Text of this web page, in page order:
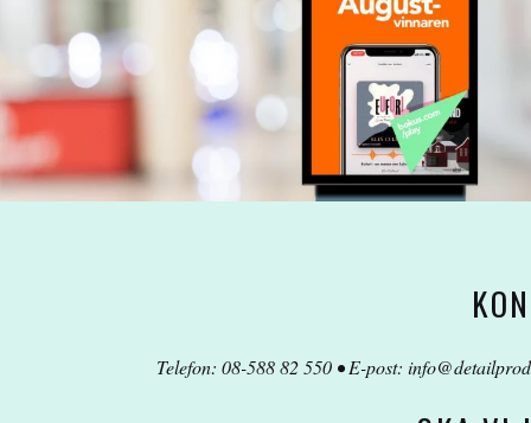
Telefon: 08-588 82 550 • E-post: